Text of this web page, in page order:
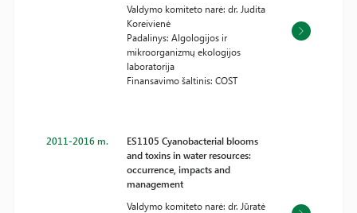
Valdymo komiteto narė: dr. Judita
Koreivienė
Padalinys: Algologijos ir
mikroorganizmų ekologijos
laboratorija
Finansavimo šaltinis: COST
2011-2016 m.
ES1105 Cyanobacterial blooms
and toxins in water resources:
occurrence, impacts and
management
Valdymo komiteto narė: dr. Jūratė